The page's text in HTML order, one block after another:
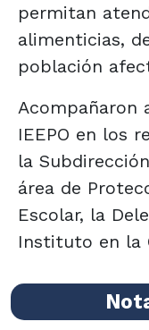
permitan
alimenticias,
población
Acompañaron
IEEPO en los
la
área de
Escolar, la
Instituto en la